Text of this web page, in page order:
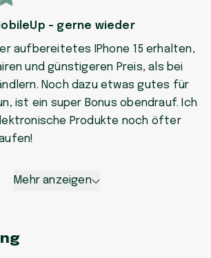
- gerne wieder
aufbereitetes IPhone 15 erhalten,
und günstigeren Preis, als bei
Noch dazu etwas gutes für
ist ein super Bonus obendrauf. Ich
Produkte noch öfter
Mehr anzeigen